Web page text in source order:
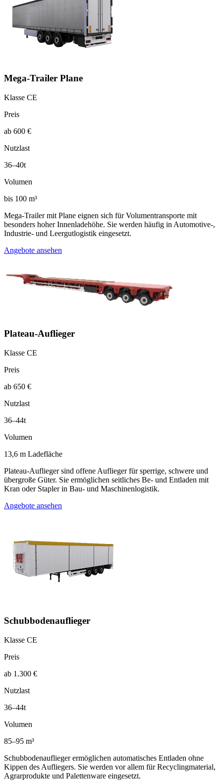
Mega-Trailer Plane
Klasse CE
Preis
ab 600 €
Nutzlast
36–40t
Volumen
bis 100 m³
Mega-Trailer mit Plane eignen sich für Volumentransporte mit
besonders hoher Innenladehöhe. Sie werden häufig in Automotive-,
Industrie- und Leergutlogistik eingesetzt.
Angebote ansehen
Plateau-Auflieger
Klasse CE
Preis
ab 650 €
Nutzlast
36–44t
Volumen
13,6 m Ladefläche
Plateau-Auflieger sind offene Auflieger für sperrige, schwere und
übergroße Güter. Sie ermöglichen seitliches Be- und Entladen mit
Kran oder Stapler in Bau- und Maschinenlogistik.
Angebote ansehen
Schubbodenauflieger
Klasse CE
Preis
ab 1.300 €
Nutzlast
36–44t
Volumen
85–95 m³
Schubbodenauflieger ermöglichen automatisches Entladen ohne
Kippen des Aufliegers. Sie werden vor allem für Recyclingmaterial,
Agrarprodukte und Palettenware eingesetzt.